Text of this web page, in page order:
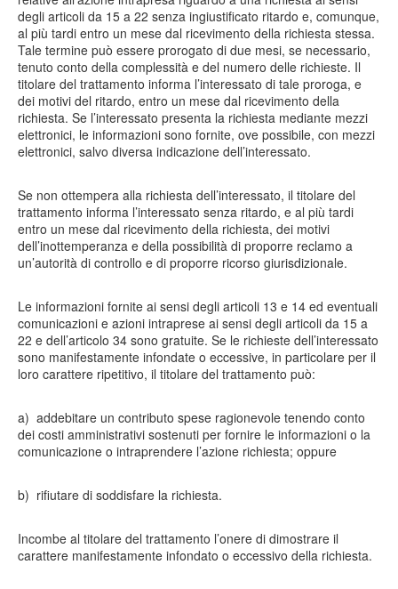
degli articoli da 15 a 22 senza ingiustificato ritardo e, comunque,
al più tardi entro un mese dal ricevimento della richiesta stessa.
Tale termine può essere prorogato di due mesi, se necessario,
tenuto conto della complessità e del numero delle richieste. Il
titolare del trattamento informa l’interessato di tale proroga, e
dei motivi del ritardo, entro un mese dal ricevimento della
richiesta. Se l’interessato presenta la richiesta mediante mezzi
elettronici, le informazioni sono fornite, ove possibile, con mezzi
elettronici, salvo diversa indicazione dell’interessato.
Se non ottempera alla richiesta dell’interessato, il titolare del
trattamento informa l’interessato senza ritardo, e al più tardi
entro un mese dal ricevimento della richiesta, dei motivi
dell’inottemperanza e della possibilità di proporre reclamo a
un’autorità di controllo e di proporre ricorso giurisdizionale.
Le informazioni fornite ai sensi degli articoli 13 e 14 ed eventuali
comunicazioni e azioni intraprese ai sensi degli articoli da 15 a
22 e dell’articolo 34 sono gratuite. Se le richieste dell’interessato
sono manifestamente infondate o eccessive, in particolare per il
loro carattere ripetitivo, il titolare del trattamento può:
a) addebitare un contributo spese ragionevole tenendo conto
dei costi amministrativi sostenuti per fornire le informazioni o la
comunicazione o intraprendere l’azione richiesta; oppure
b) rifiutare di soddisfare la richiesta.
Incombe al titolare del trattamento l’onere di dimostrare il
carattere manifestamente infondato o eccessivo della richiesta.